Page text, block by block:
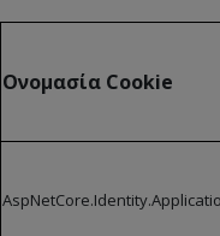
Ονομασία Cookie